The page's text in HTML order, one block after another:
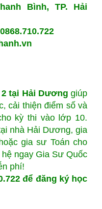
Bình, TP. Hải
tại Hải Dương giúp
cải thiện điểm số và
kỳ thi vào lớp 10.
nhà Hải Dương, gia
gia sư Toán cho
ngay Gia Sư Quốc
phí!
để đăng ký học